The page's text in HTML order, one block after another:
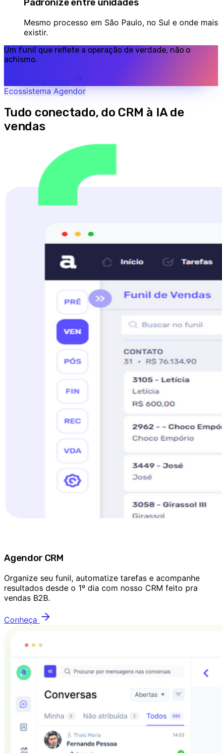
Padronize entre unidades
Mesmo processo em São Paulo, no Sul e onde mais
existir.
Um funil que reflete a operação de verdade, não o
achismo.
Criar conta grátis
Ecossistema Agendor
Tudo conectado, do CRM à IA de
vendas
Agendor CRM
Organize seu funil, automatize tarefas e acompanhe
resultados desde o 1º dia com nosso CRM feito pra
vendas B2B.
Conheça